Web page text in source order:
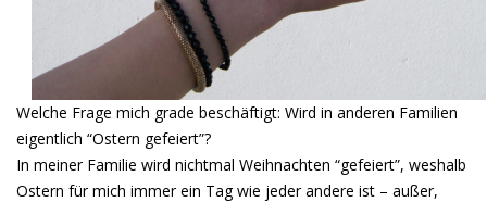
Welche Frage mich grade beschäftigt: Wird in anderen Familien
eigentlich “Ostern gefeiert”?
In meiner Familie wird nichtmal Weihnachten “gefeiert”, weshalb
Ostern für mich immer ein Tag wie jeder andere ist – außer,